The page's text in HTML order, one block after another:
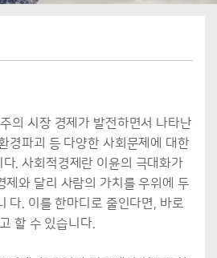
의 시장 경제가 발전하면서 나타난
경파괴 등 다양한 사회문제에 대한
. 사회적경제란 이윤의 극대화가
제와 달리 사람의 가치를 우위에 두
다. 이를 한마디로 줄인다면, 바로
할 수 있습니다.